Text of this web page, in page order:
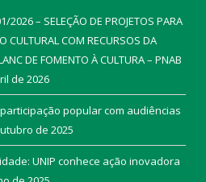
2026 – SELEÇÃO DE PROJETOS PARA
CULTURAL COM RECURSOS DA
DE FOMENTO À CULTURA – PNAB
de 2026
popular com audiências
de 2025
UNIP conhece ação inovadora